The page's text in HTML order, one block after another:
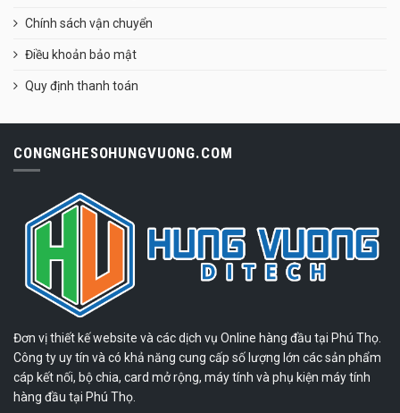
Chính sách vận chuyển
Điều khoản bảo mật
Quy định thanh toán
CONGNGHESOHUNGVUONG.COM
Đơn vị thiết kế website và các dịch vụ Online hàng đầu tại Phú Thọ.
Công ty uy tín và có khả năng cung cấp số lượng lớn các sản phẩm
cáp kết nối, bộ chia, card mở rộng, máy tính và phụ kiện máy tính
hàng đầu tại Phú Thọ.